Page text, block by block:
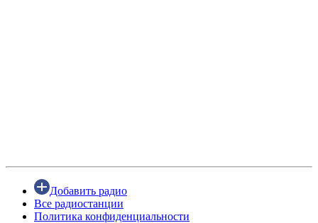
Добавить радио
Все радиостанции
Политика конфиденциальности